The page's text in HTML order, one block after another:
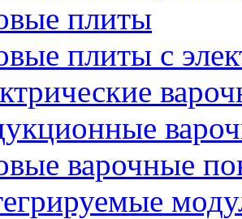
плиты
плиты с
варочные